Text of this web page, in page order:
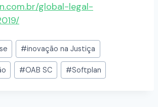
global-legal-
#inovação na Justiça
#OAB SC #Softplan